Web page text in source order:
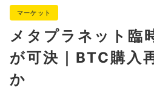
マーケット
メタプラネット臨
が可決｜BTC購入
か